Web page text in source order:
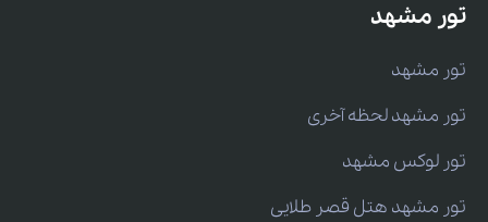
تور مشهد
تور مشهد
تور مشهد لحظه آخری
تور لوکس مشهد
تور مشهد هتل قصر طلایی